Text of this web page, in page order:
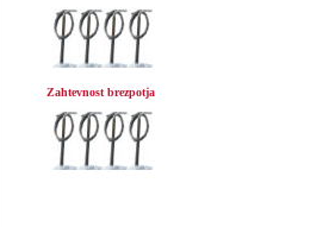
Zahtevnost brezpotja